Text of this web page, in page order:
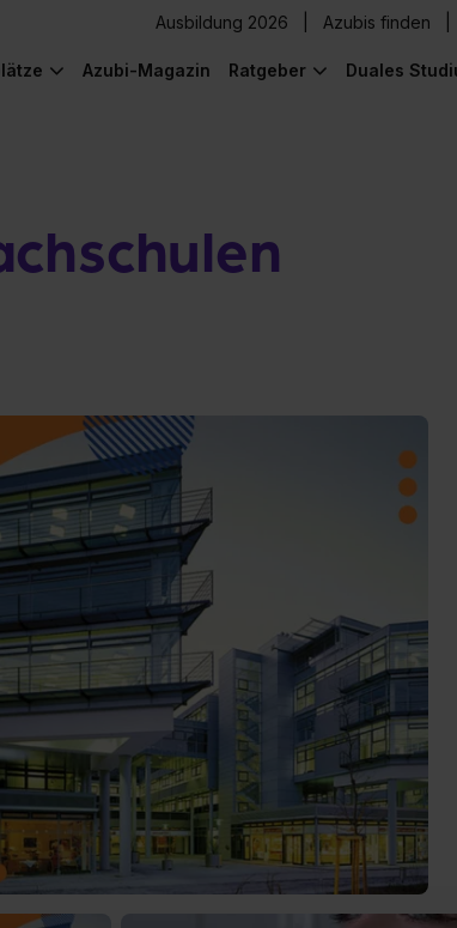
Ausbildung 2026 Azubis finden
Azubi-Magazin Ratgeber Duales
sehen!
Neugierig? Dann schalte die Inhalte jetzt
YouTube.
angezeigt werden. Personenbezogene Daten können
es in derDatenschutzerklärung .